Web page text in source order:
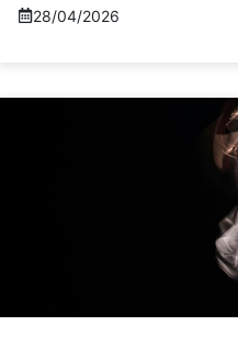
28/04/2026